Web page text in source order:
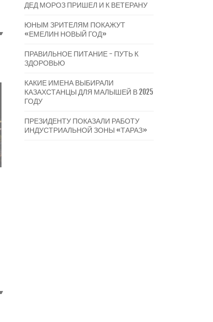
ДЕД МОРОЗ ПРИШЕЛ И К ВЕТЕРАНУ
ЮНЫМ ЗРИТЕЛЯМ ПОКАЖУТ
«ЕМЕЛИН НОВЫЙ ГОД»
ПРАВИЛЬНОЕ ПИТАНИЕ - ПУТЬ К
ЗДОРОВЬЮ
КАКИЕ ИМЕНА ВЫБИРАЛИ
КАЗАХСТАНЦЫ ДЛЯ МАЛЫШЕЙ В 2025
ГОДУ
ПРЕЗИДЕНТУ ПОКАЗАЛИ РАБОТУ
ИНДУСТРИАЛЬНОЙ ЗОНЫ «ТАРАЗ»